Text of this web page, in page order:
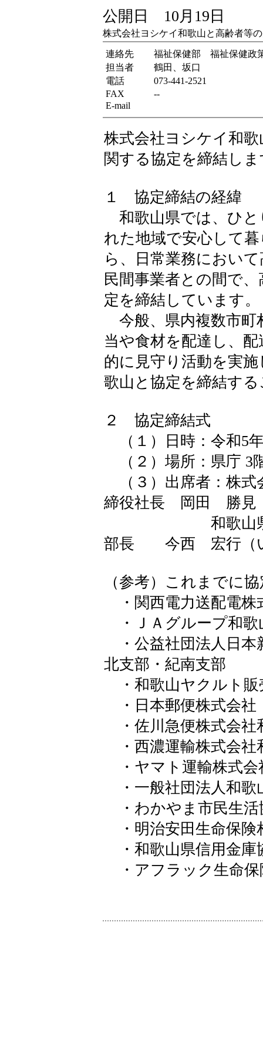
公開日 10月19日
株式会社ヨシケイ和歌山と高齢者等
連絡先
福祉保健部 福祉保健政
担当者
鶴田、坂口
電話
073-441-2521
FAX
--
E-mail
株式会社ヨシケイ和
関する協定を締結し
１ 協定締結の経緯
和歌山県では、ひと
れた地域で安心して
ら、日常業務におい
民間事業者との間で
定を締結しています。
今般、県内複数市町
当や食材を配達し、
的に見守り活動を実
歌山と協定を締結す
２ 協定締結式
（１）日時：令和5
（２）場所：県庁 3
（３）出席者：株
締役社長 岡田 勝見
和歌山
部長 今西 宏行（
（参考）これまでに
・関西電力送配電株
・ＪＡグループ和歌
・公益社団法人日本
北支部・紀南支部
・和歌山ヤクルト販
・日本郵便株式会社
・佐川急便株式会社
・西濃運輸株式会社
・ヤマト運輸株式会
・一般社団法人和歌
・わかやま市民生活
・明治安田生命保険
・和歌山県信用金庫
・アフラック生命保